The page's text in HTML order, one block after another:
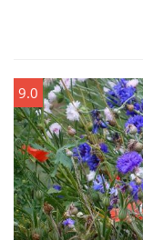
9.0